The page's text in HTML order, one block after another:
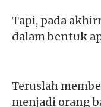
Tapi, pada
dalam bentuk
Teruslah
menjadi orang